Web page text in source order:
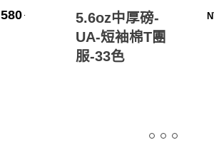
580
5.6oz中厚磅-
UA-短袖棉T團
服-33色